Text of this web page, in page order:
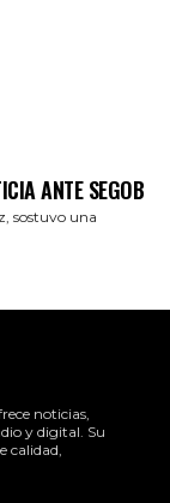
ANTE SEGOB
sostuvo una
noticias,
y digital. Su
calidad,